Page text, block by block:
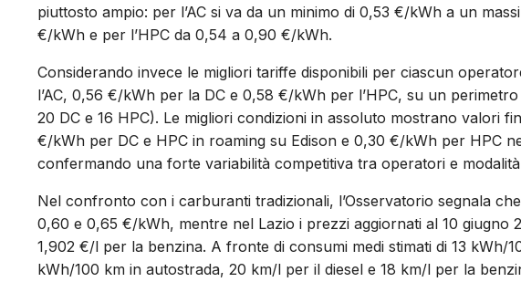
piuttosto ampio: per l’AC si va da un minimo di 0,53 €/kWh a un
€/kWh e per l’HPC da 0,54 a 0,90 €/kWh.
Considerando invece le migliori tariffe disponibili per ciascun
l’AC, 0,56 €/kWh per la DC e 0,58 €/kWh per l’HPC, su un
20 DC e 16 HPC). Le migliori condizioni in assoluto mostrano valori
€/kWh per DC e HPC in roaming su Edison e 0,30 €/kWh per HPC
confermando una forte variabilità competitiva tra operatori e
Nel confronto con i carburanti tradizionali, l’Osservatorio segnala
0,60 e 0,65 €/kWh, mentre nel Lazio i prezzi aggiornati al 10 giugno
1,902 €/l per la benzina. A fronte di consumi medi stimati di 13 kWh/
kWh/100 km in autostrada, 20 km/l per il diesel e 18 km/l per la